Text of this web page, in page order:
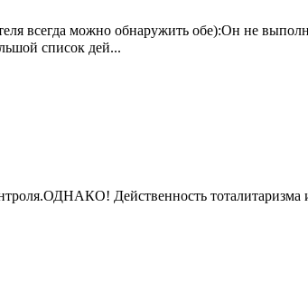
всегда можно обнаружить обе):Он не
список дей...
Действенность тоталитаризма